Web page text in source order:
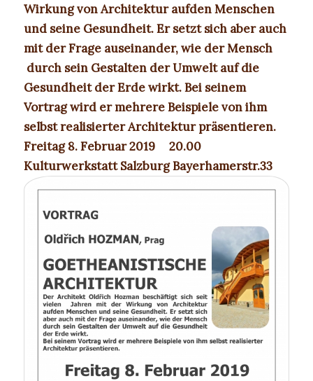
Wirkung von Architektur aufden Menschen
und seine Gesundheit. Er setzt sich aber auch
mit der Frage auseinander, wie der Mensch
durch sein Gestalten der Umwelt auf die
Gesundheit der Erde wirkt. Bei seinem
Vortrag wird er mehrere Beispiele von ihm
selbst realisierter Architektur präsentieren.
Freitag 8. Februar 2019 20.00
Kulturwerkstatt SalzburgBayerhamerstr.33